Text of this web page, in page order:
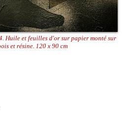
Huile et feuilles d'or sur papier monté sur
et résine. 120 x 90 cm